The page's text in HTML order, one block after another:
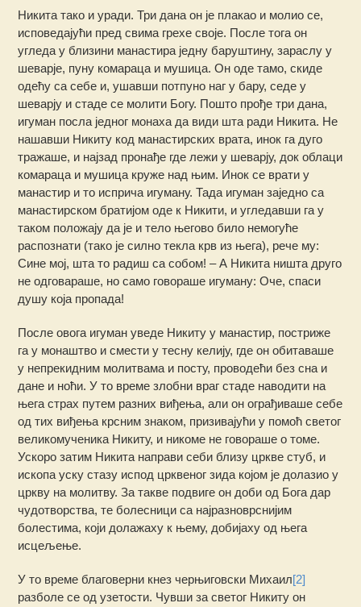
Никита тако и уради. Три дана он је плакао и молио се,
исповедајући пред свима грехе своје. После тога он
угледа у близини манастира једну баруштину, зараслу у
шеварје, пуну комараца и мушица. Он оде тамо, скиде
одећу са себе и, ушавши потпуно наг у бару, седе у
шеварју и стаде се молити Богу. Пошто прође три дана,
игуман посла једног монаха да види шта ради Никита. Не
нашавши Никиту код манастирских врата, инок га дуго
тражаше, и најзад пронађе где лежи у шеварју, док облаци
комараца и мушица круже над њим. Инок се врати у
манастир и то исприча игуману. Тада игуман заједно са
манастирском братијом оде к Никити, и угледавши га у
таком положају да је и тело његово било немогуће
распознати (тако је силно текла крв из њега), рече му:
Сине мој, шта то радиш са собом! – А Никита ништа друго
не одговараше, но само говораше игуману: Оче, спаси
душу која пропада!
После овога игуман уведе Никиту у манастир, постриже
га у монаштво и смести у тесну келију, где он обитаваше
у непрекидним молитвама и посту, проводећи без сна и
дане и ноћи. У то време злобни враг стаде наводити на
њега страх путем разних виђења, али он ограђиваше себе
од тих виђења крсним знаком, призивајући у помоћ светог
великомученика Никиту, и никоме не говораше о томе.
Ускоро затим Никита направи себи близу цркве стуб, и
ископа уску стазу испод црквеног зида којом је долазио у
цркву на молитву. За такве подвиге он доби од Бога дар
чудотворства, те болесници са најразноврснијим
болестима, који долажаху к њему, добијаху од њега
исцељење.
У то време благоверни кнез черњиговски Михаил[2]
разболе се од узетости. Чувши за светог Никиту он